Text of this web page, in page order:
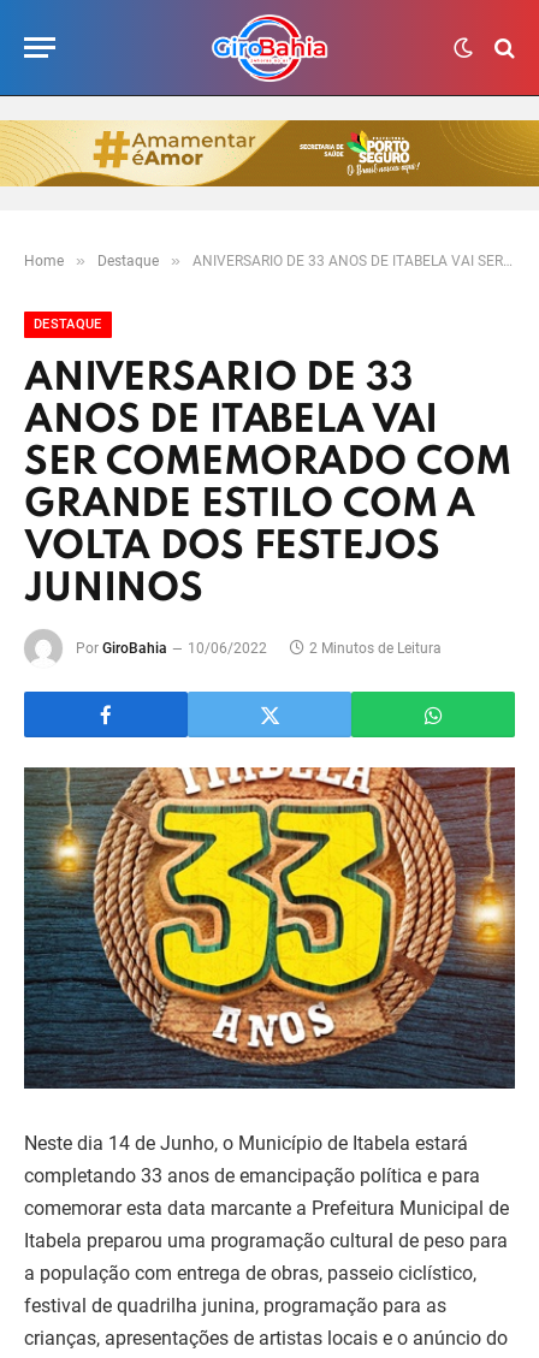
Home » Destaque » ANIVERSARIO DE 33 ANOS DE ITABELA VAI SER COMEMORADO COM GRANDE ESTILO COM A VOLTA DOS FESTEJOS JUNINOS
DESTAQUE
ANIVERSARIO DE 33
ANOS DE ITABELA VAI
SER COMEMORADO COM
GRANDE ESTILO COM A
VOLTA DOS FESTEJOS
JUNINOS
Por GiroBahia 10/06/2022 2 Minutos de Leitura
Neste dia 14 de Junho, o Município de Itabela estará
completando 33 anos de emancipação política e para
comemorar esta data marcante a Prefeitura Municipal de
Itabela preparou uma programação cultural de peso para
a população com entrega de obras, passeio ciclístico,
festival de quadrilha junina, programação para as
crianças, apresentações de artistas locais e o anúncio do